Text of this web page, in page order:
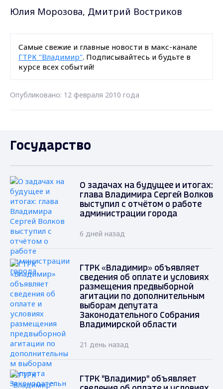
Юлия Морозова, Дмитрий Востриков
Самые свежие и главные новости в макс-канале
ГТРК "Владимир". Подписывайтесь и будьте в
курсе всех событий!
Опубликовано: 12 февраля 2010 года
Государство
О задачах на будущее и итогах:
глава Владимира Сергей Волков
выступил с отчётом о работе
администрации города
6 дней назад
ГТРК «Владимир» объявляет
сведения об оплате и условиях
размещения предвыборной
агитации по дополнительным
выборам депутата
Законодательного Собрания
Владимирской области
21 день назад
ГТРК "Владимир" объявляет